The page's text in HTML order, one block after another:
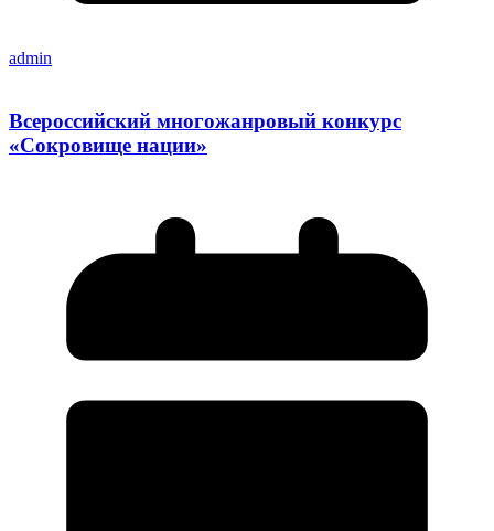
admin
Всероссийский многожанровый конкурс
«Сокровище нации»